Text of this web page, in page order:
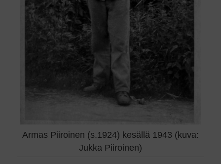
Armas Piiroinen (s.1924) kesällä 1943 (kuva:
Jukka Piiroinen)